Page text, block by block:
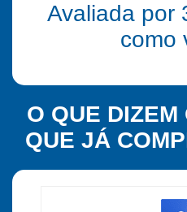
Avaliada por
como
O QUE DIZEM
QUE JÁ